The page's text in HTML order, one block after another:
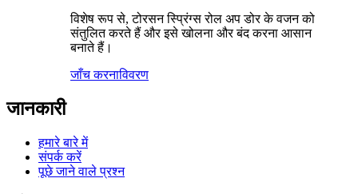
विशेष रूप से, टोरसन स्प्रिंग्स रोल अप डोर के वजन को
संतुलित करते हैं और इसे खोलना और बंद करना आसान
बनाते हैं।
जाँच करनाविवरण
जानकारी
हमारे बारे में
संपर्क करें
पूछे जाने वाले प्रश्न